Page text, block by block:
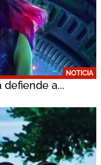
NOTICIA
defiende a...